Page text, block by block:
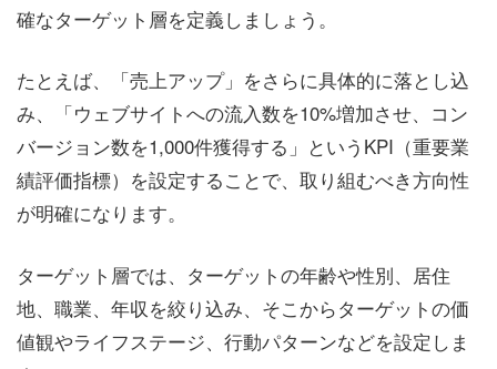
確なターゲット層を定義しましょう。
たとえば、「売上アップ」をさらに具体的に落とし込
み、「ウェブサイトへの流入数を10%増加させ、コン
バージョン数を1,000件獲得する」というKPI（重要業
績評価指標）を設定することで、取り組むべき方向性
が明確になります。
ターゲット層では、ターゲットの年齢や性別、居住
地、職業、年収を絞り込み、そこからターゲットの価
値観やライフステージ、行動パターンなどを設定しま